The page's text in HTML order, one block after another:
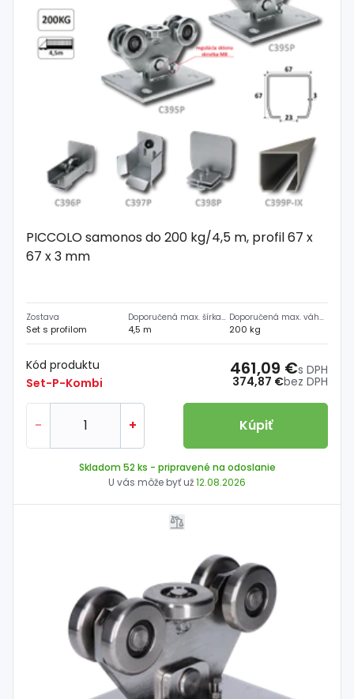
PICCOLO samonos do 200 kg/4,5 m, profil 67 x
67 x 3 mm
Zostava
Set s profilom
Doporučená max. šírka prejazdu
4,5 m
Doporučená max. váha brány
200 kg
Kód produktu
Set-P-Kombi
374,87 €bez DPH
461,09 €s DPH
- + Kúpiť
Skladom 52 ks - pripravené na odoslanie
U vás môže byť už12.08.2026